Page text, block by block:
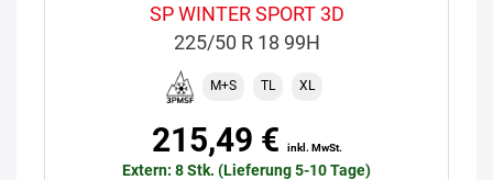
SP WINTER SPORT 3D
225/50 R 18 99H
M+S TL XL
215,49 € inkl. MwSt.
Extern: 8 Stk. (Lieferung 5-10 Tage)